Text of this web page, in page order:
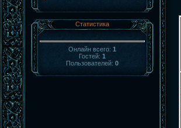
Статистика
Онлайн всего: 1
Гостей: 1
Пользователей: 0